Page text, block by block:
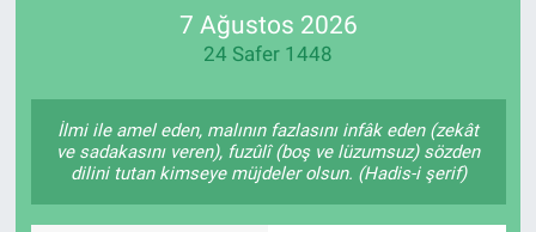
7 Ağustos 2026
24 Safer 1448
İlmi ile amel eden, malının fazlasını infâk eden (zekât
ve sadakasını veren), fuzûlî (boş ve lüzumsuz) sözden
dilini tutan kimseye müjdeler olsun. (Hadis-i şerif)